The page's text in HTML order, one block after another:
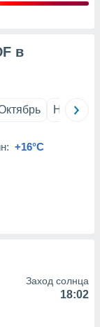
в
Ноябрь
+16°C
Заход солнца
18:02